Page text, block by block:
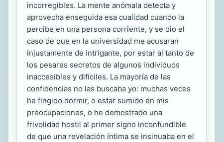
incorregibles. La mente anómala detecta y
aprovecha enseguida esa cualidad cuando la
percibe en una persona corriente, y se dio el
caso de que en la universidad me acusaran
injustamente de intrigante, por estar al tanto de
los pesares secretos de algunos individuos
inaccesibles y difíciles. La mayoría de las
confidencias no las buscaba yo: muchas veces
he fingido dormir, o estar sumido en mis
preocupaciones, o he demostrado una
frivolidad hostil al primer signo inconfundible
de que una revelación íntima se insinuaba en el